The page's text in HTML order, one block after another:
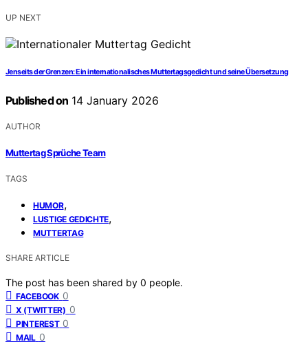
UP NEXT
Jenseits der Grenzen: Ein internationalisches Muttertagsgedicht und seine Übersetzung
Published on 14 January 2026
AUTHOR
Muttertag Sprüche Team
TAGS
HUMOR,
LUSTIGE GEDICHTE,
MUTTERTAG
SHARE ARTICLE
The post has been shared by 0 people.
FACEBOOK 0
X (TWITTER) 0
PINTEREST 0
MAIL 0